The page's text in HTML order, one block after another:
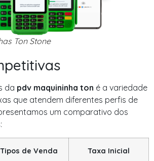
Ton Stone
da pdv maquininha ton é a variedade
que atendem diferentes perfis de
um comparativo dos
Tipos de Venda Taxa Inicial